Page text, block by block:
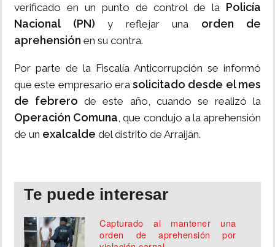
verificado en un punto de control de la Policía
Nacional (PN) y reflejar una orden de
aprehensión en su contra.
Por parte de la Fiscalía Anticorrupción se informó
que este empresario erasolicitado desde el mes
de febrero de este año, cuando se realizó la
Operación Comuna, que condujo a la aprehensión
de un exalcalde del distrito de Arraiján.
Te puede interesar
Capturado al mantener una
orden de aprehensión por